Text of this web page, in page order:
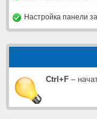
Настройка панели
Ctrl+F –